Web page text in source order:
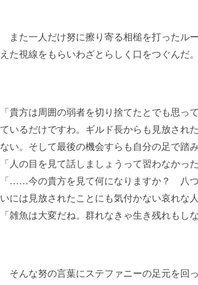
また一人だけ努に擦り寄る相槌を打ったル
えた視線をもらいわざとらしく口をつぐんだ。
「貴方は周囲の弱者を切り捨てたとでも思っ
ているだけですわ。ギルド長からも見放され
ない。そして最後の機会すらも自分の足で踏み
「人の目を見て話しましょうって習わなかった
「……今の貴方を見て何になりますか？ 八
いには見放されたことにも気付かない哀れな人
「雑魚は大変だね。群れなきゃ生き残れもしな
そんな努の言葉にステファニーの足元を回